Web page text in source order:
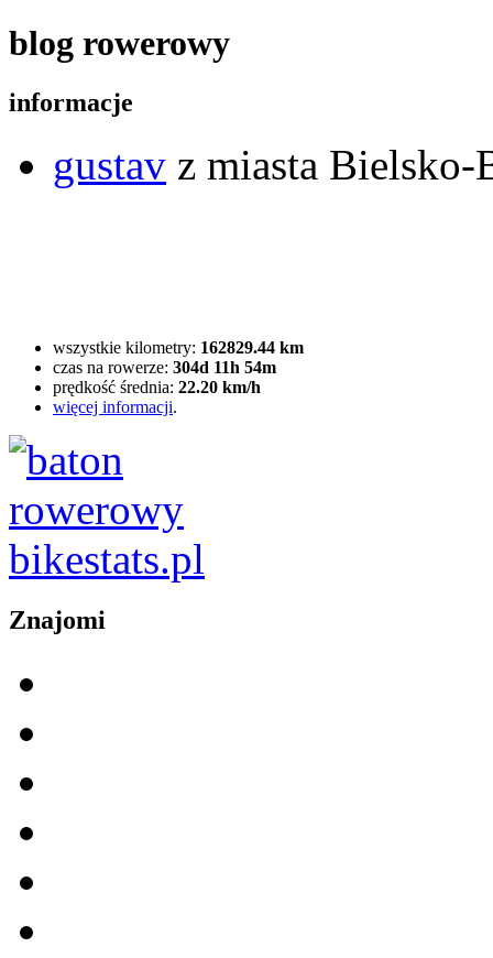
blog rowerowy
informacje
gustav z miasta Bielsko-
wszystkie kilometry: 162829.44 km
czas na rowerze: 304d 11h 54m
prędkość średnia: 22.20 km/h
więcej informacji.
Znajomi